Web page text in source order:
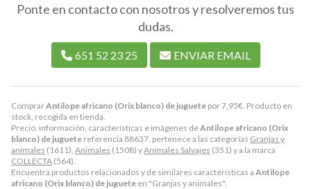
ComprarAntilope africano (Orix blanco) de juguete por7,95€ . Producto en
stock, recogida en tienda.
Precio, información, características e imágenes deAntilope africano (Orix
blanco) de juguete referencia 88637, pertenece a las categorías Granjas y
animales (1611), Animales (1508) yAnimales Salvajes (351) y a la marca
COLLECTA (564).
Encuentra productos relacionados y de similares características a Antilope
africano (Orix blanco) de juguete en "Granjas y animales".
Ponte en contacto con nosotros y resolveremos tus
dudas.
651 52 23 25 ENVIAR EMAIL